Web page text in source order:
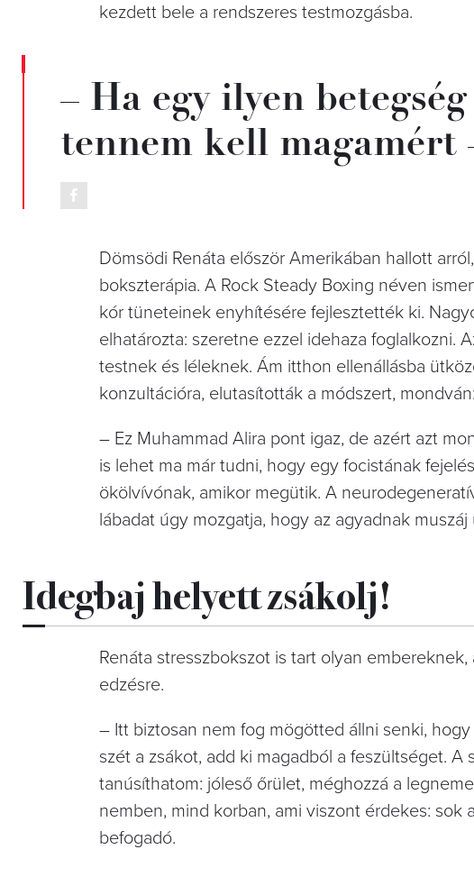
kezdett bele a rendszeres testmozgásba.
– Ha egy ilyen
tennem kell magamért
Dömsödi Renáta először Amerikában hallott
bokszterápia. A Rock Steady Boxing néven
kór tüneteinek enyhítésére fejlesztették ki.
elhatározta: szeretne ezzel idehaza foglalkozni.
testnek és léleknek. Ám itthon ellenállásba
konzultációra, elutasították a módszert,
– Ez Muhammad Alira pont igaz, de azért azt
is lehet ma már tudni, hogy egy focistának
ökölvívónak, amikor megütik. A
lábadat úgy mozgatja, hogy az agyadnak
Idegbaj helyett zsákolj!
Renáta stresszbokszot is tart olyan
edzésre.
– Itt biztosan nem fog mögötted állni senki,
szét a zsákot, add ki magadból a feszültséget.
tanúsíthatom: jóleső őrület, méghozzá a
nemben, mind korban, ami viszont érdekes:
befogadó.